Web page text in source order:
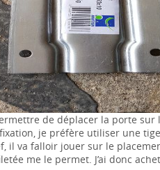
de déplacer la porte sur
fixation, je préfère utiliser une
il va falloir jouer sur le
me le permet. J’ai donc